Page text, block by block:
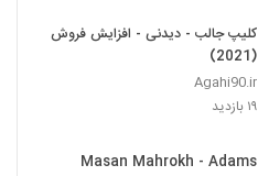
کلیپ جالب - دیدنی - افزایش فروش
(2021)
Agahi90.ir
۱۹ بازدید
Masan Mahrokh - Adams